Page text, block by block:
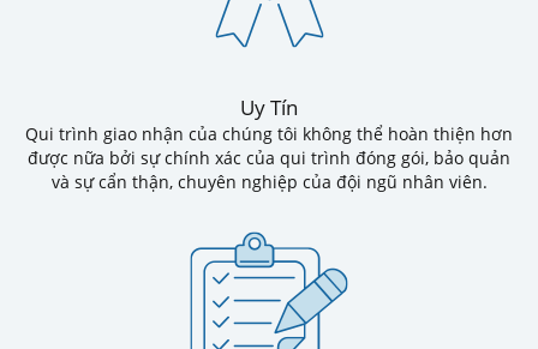
Uy Tín
Qui trình giao nhận của chúng tôi không thể hoàn thiện hơn
được nữa bởi sự chính xác của qui trình đóng gói, bảo quản
và sự cẩn thận, chuyên nghiệp của đội ngũ nhân viên.